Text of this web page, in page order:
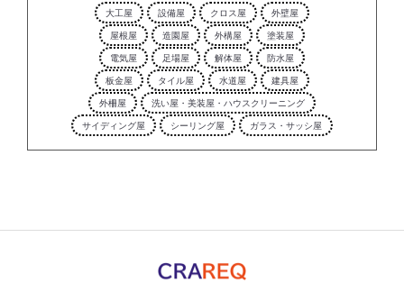
大工屋 設備屋 クロス屋
外壁屋
屋根屋
造園屋 外構屋
塗装屋
電気屋
足場屋 解体屋
防水屋
板金屋
タイル屋 水道屋
建具屋
外柵屋
洗い屋・美装屋・ハウスクリーニング
サイディング屋
シーリング屋 ガラス・サッシ屋